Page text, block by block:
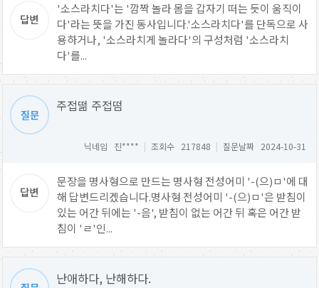
'소스라치다'는 '깜짝 놀라 몸을 갑자기 떠는 듯이 움직이
다'라는 뜻을 가진 동사입니다.'소스라치다'를 단독으로 사
용하거나, '소스라치게 놀라다'의 구성처럼 '소스라치
다'를...
주접떪 주접떰
닉네임 진**** | 조회수 217848 | 질문날짜 2024-10-31
문장을 명사형으로 만드는 명사형 전성어미 '-(으)ㅁ'에 대
해 답변드리겠습니다.명사형 전성어미 '-(으)ㅁ'은 받침이
있는 어간 뒤에는 '-음', 받침이 없는 어간 뒤 혹은 어간 받
침이 'ㄹ'인...
난애하다, 난해하다.